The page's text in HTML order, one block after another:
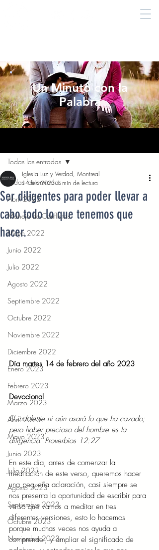
Un Minuto con la
Palabra
Todas las entradas
Abril 2022
Manejo de Conflictos
Mayo 2022
Junio 2022
Julio 2022
Agosto 2022
Septiembre 2022
Octubre 2022
Noviembre 2022
Diciembre 2022
Enero 2023
Febrero 2023
Marzo 2023
Abril 2023
Mayo 2023
Junio 2023
Julio 2023
Agosto 2023
Septiembre 2023
Octubre 2023
Noviembre 2023
Todas las entradas
Ser diligentes para poder llevar a
cabo todo lo que tenemos que
hacer.
Iglesia Luz y Verdad, Montreal
14 feb 2023 1 min de lectura
Día martes 14 de febrero del año 2023
Devocional
El indolente ni aún asará lo que ha cazado;
pero haber precioso del hombre es la
diligencia. Proverbios 12:27
En este día, antes de comenzar la
meditación de este verso, queremos hacer
una pequeña aclaración, casi siempre se
nos presenta la oportunidad de escribir para
verso que vamos a meditar en tres
diferentes versiones, esto lo hacemos
porque muchas veces nos ayuda a
comprender, y ampliar el significado de